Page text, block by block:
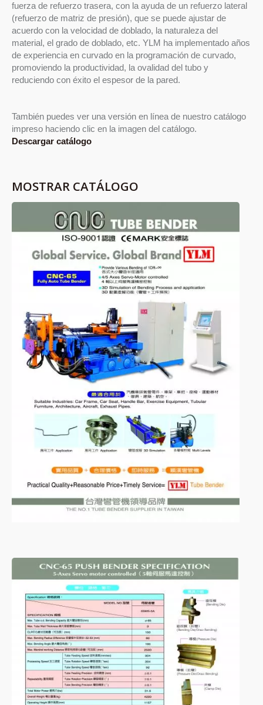
fuerza de refuerzo trasera, con la ayuda de un refuerzo lateral
(refuerzo de matriz de presión), que se puede ajustar de
acuerdo con la velocidad de doblado, la naturaleza del
material, el grado de doblado, etc. YLM ha implementado años
de experiencia en curvado en la programación de curvado,
promoviendo la productividad, la ovalidad del tubo y
reduciendo con éxito el espesor de la pared.
También puedes ver una versión en línea de nuestro catálogo
impreso haciendo clic en la imagen del catálogo.
Descargar catálogo
MOSTRAR CATÁLOGO